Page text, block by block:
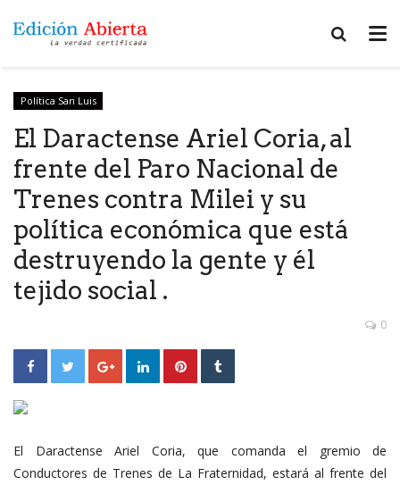
Política San Luis
El Daractense Ariel Coria, al
frente del Paro Nacional de
Trenes contra Milei y su
política económica que está
destruyendo la gente y él
tejido social .
0
El Daractense Ariel Coria, que comanda el gremio de
Conductores de Trenes de La Fraternidad, estará al frente del